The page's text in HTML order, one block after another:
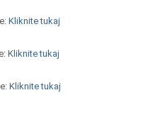
Kliknite tukaj
Kliknite tukaj
Kliknite tukaj